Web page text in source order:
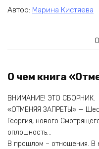
Автор: Марина Кистяева
О чем книга
ВНИМАНИЕ! ЭТО СБОРНИК.
«ОТМЕНЯЯ ЗАПРЕТЫ» —
Георгия, нового
оплошность…
В прошлом – отношения. В